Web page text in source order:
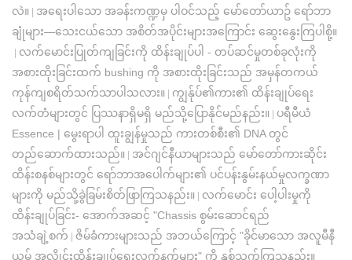
လဲ။
အရေးပါသော အခန်းကဏ္ဍမှ ပါဝင်သည့် မော်တော်ယာဥ် ရော်ဘာ
ချုံများ—သေးငယ်သော အစိတ်အပိုင်းများအကြောင်း ဆွေးနွေးကြပါစို့။
လက်မောင်းပြုတ်ကျခြင်းကို ထိန်းချုပ်ပါ - တပ်ဆင်မှုတစ်ခုလုံးကို
အစားထိုးခြင်းထက် bushing ကို အစားထိုးခြင်းသည် အမှန်တကယ်
ကုန်ကျစရိတ်သက်သာပါသလား။
ကျွန်ုပ်၏ကား၏ ထိန်းချုပ်ရေး
လက်တံများတွင် ပြဿနာရှိမရှိ မည်သို့ပြောနိုင်မည်နည်း။
ပရီမီယံ
Essence | မွေးရာပါ ထူးချွန်မှုသည် ကားတစ်စီး၏ DNA တွင်
တည်ဆောက်ထားသည်။
အင်ဂျင်နီယာများသည် မော်တော်ကားဆိုင်း
ထိန်းစနစ်များတွင် ရော်ဘာအပေါက်များ၏ ပင်ပန်းနွမ်းနယ်မှုလက္ခဏာ
များကို မည်သို့ခွဲခြမ်းစိတ်ဖြာကြသနည်း။
လက်မောင်း ပေါ့ပါးမှုကို
ထိန်းချုပ်ခြင်း- အောက်အဆင့် "Chassis စွမ်းဆောင်ရည်
အသံချဲ့စက်
ဇိမ်ခံကားများသည် အဘယ်ကြောင့် "ခိုင်မာသော အလူမီနီ
ယမ် အလွိုင်းထိန်းချုပ်ရေးလက်နက်များ" ကို နှစ်သက်ကြသနည်း။